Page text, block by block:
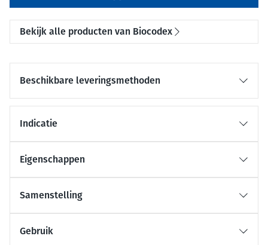
Bekijk alle producten van Biocodex
Beschikbare leveringsmethoden
Indicatie
Eigenschappen
Samenstelling
Gebruik